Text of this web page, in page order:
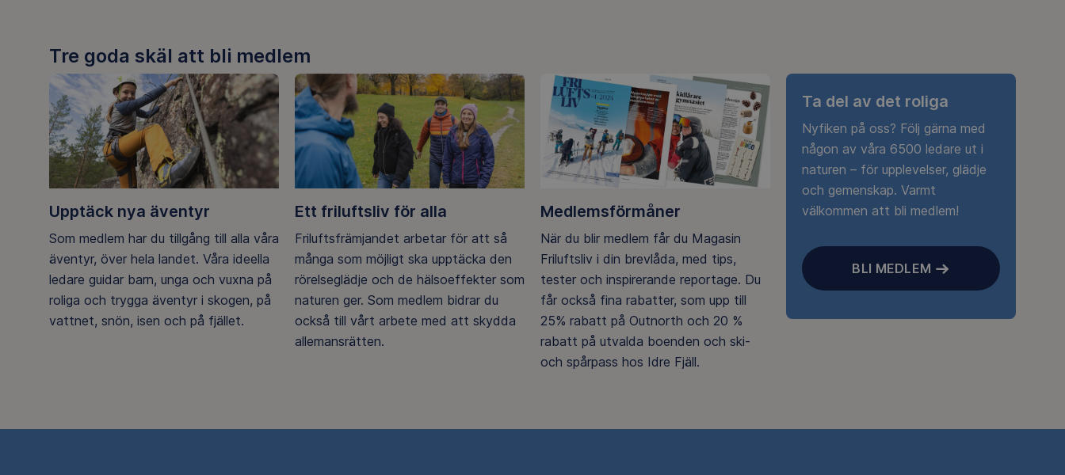
Tre goda skäl att bli medlem
Upptäck nya äventyr
Som medlem har du tillgång till alla våra
äventyr, över hela landet. Våra ideella
ledare guidar barn, unga och vuxna på
roliga och trygga äventyr i skogen, på
vattnet, snön, isen och på fjället.
Ett friluftsliv för alla
Friluftsfrämjandet arbetar för att så
många som möjligt ska upptäcka den
rörelseglädje och de hälsoeffekter som
naturen ger. Som medlem bidrar du
också till vårt arbete med att skydda
allemansrätten.
Medlemsförmåner
När du blir medlem får du Magasin
Friluftsliv i din brevlåda, med tips,
tester och inspirerande reportage. Du
får också fina rabatter, som upp till
25% rabatt på Outnorth och 20 %
rabatt på utvalda boenden och ski-
och spårpass hos Idre Fjäll.
Ta del av det roliga
Nyfiken på oss? Följ gärna med
någon av våra 6500 ledare ut i
naturen – för upplevelser, glädje
och gemenskap. Varmt
välkommen att bli medlem!
BLI MEDLEM